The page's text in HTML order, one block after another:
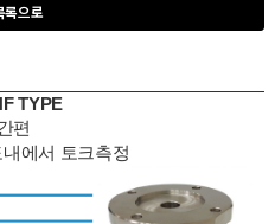
록으로
TYPE
편
에서 토크측정